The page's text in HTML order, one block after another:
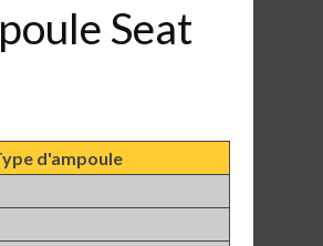
Seat
d'ampoule